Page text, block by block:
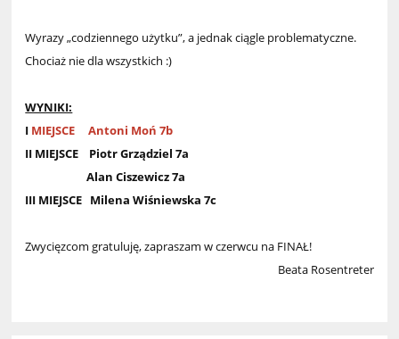
Wyrazy „codziennego użytku”, a jednak ciągle problematyczne.
Chociaż nie dla wszystkich :)
WYNIKI:
I MIEJSCE Antoni Moń 7b
II MIEJSCE Piotr Grządziel 7a
Alan Ciszewicz 7a
III MIEJSCE Milena Wiśniewska 7c
Zwycięzcom gratuluję, zapraszam w czerwcu na FINAŁ!
Beata Rosentreter